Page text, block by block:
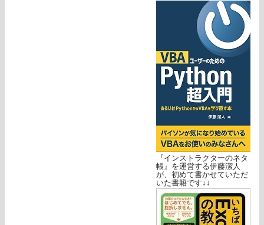
『インストラクターのネタ
帳』を運営する伊藤潔人
が、初めて書かせていただ
いた書籍です↓↓